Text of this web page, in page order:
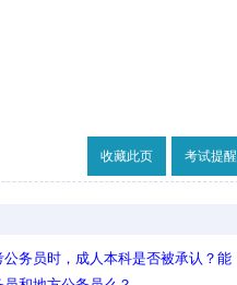
收藏此页 考试提醒
务员时，成人本科是否被承认？能